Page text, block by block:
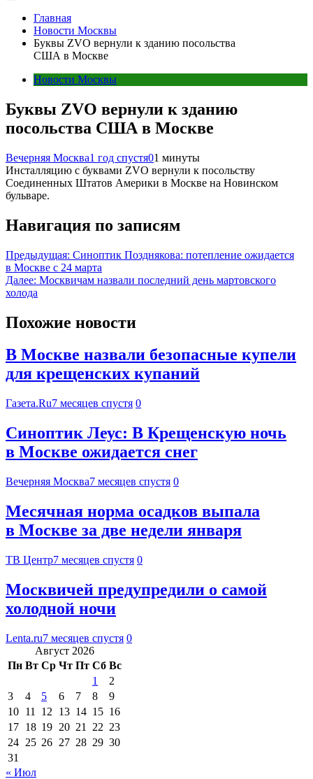
Главная
Новости Москвы
Буквы ZVO вернули к зданию посольства
США в Москве
Новости Москвы
Буквы ZVO вернули к зданию
посольства США в Москве
Вечерняя Москва1 год спустя01 минуты
Инсталляцию с буквами ZVO вернули к посольству
Соединенных Штатов Америки в Москве на Новинском
бульваре.
Навигация по записям
Предыдущая: Синоптик Позднякова: потепление ожидается
в Москве с 24 марта
Далее: Москвичам назвали последний день мартовского
холода
Похожие новости
В Москве назвали безопасные купели
для крещенских купаний
Газета.Ru7 месяцев спустя 0
Синоптик Леус: В Крещенскую ночь
в Москве ожидается снег
Вечерняя Москва7 месяцев спустя 0
Месячная норма осадков выпала
в Москве за две недели января
ТВ Центр7 месяцев спустя 0
Москвичей предупредили о самой
холодной ночи
Lenta.ru7 месяцев спустя 0
Август 2026
Пн Вт Ср Чт Пт Сб Вс
1
2
3
4 5 6 7 8
9
10 11 12 13 14 15 16
17 18 19 20 21 22 23
24 25 26 27 28 29 30
31
« Июл